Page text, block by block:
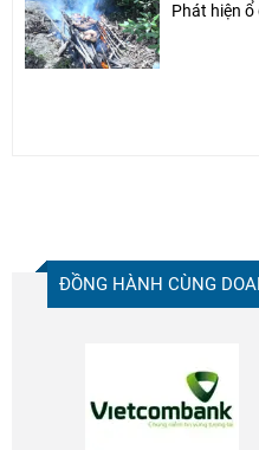
Phát hiện
ĐỒNG HÀNH CÙNG